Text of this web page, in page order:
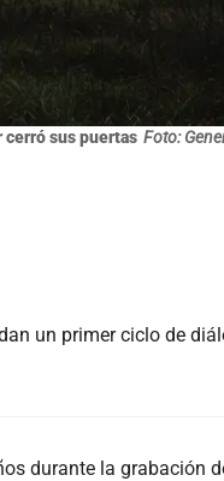
sus puertas Foto:
un primer ciclo de
durante la grabación